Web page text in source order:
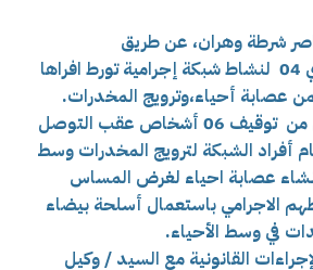
شرطة وهران، عن طريق
مصالح الامن الحضري 04 لنشاط شبكة إجرامية تورط افراها
عصابة أحياء،وترويج المخدرات.
ومكن التدخل النوعي من توقيف 06 أشخاص عقب التوصل
أفراد الشبكة لترويج المخدرات وسط
عصابة احياء لغرض المساس
الاجرامي باستعمال أسلحة بيضاء
في وسط الأحياء.
القانونية مع السيد / وكيل